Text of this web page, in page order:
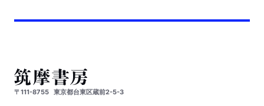
〒111-8755 東京都台東区蔵前2-5-3